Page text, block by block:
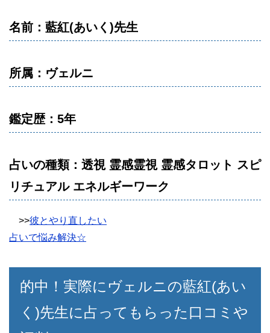
名前：藍紅(あいく)先生
所属：ヴェルニ
鑑定歴：5年
占いの種類：透視 霊感霊視 霊感タロット スピ
リチュアル エネルギーワーク
>>彼とやり直したい
占いで悩み解決☆
的中！実際にヴェルニの藍紅(あい
く)先生に占ってもらった口コミや